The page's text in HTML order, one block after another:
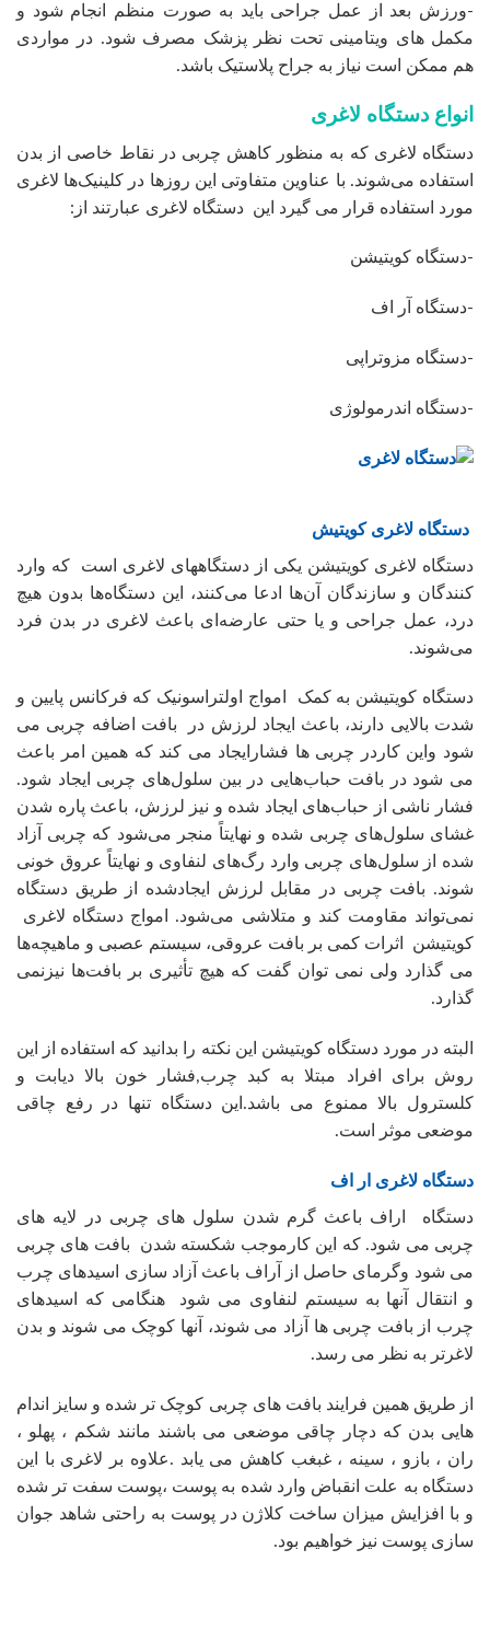
-ورزش بعد از عمل جراحی باید به صورت منظم انجام شود و
مکمل های ویتامینی تحت نظر پزشک مصرف شود. در مواردی
هم ممکن است نیاز به جراح پلاستیک باشد.
انواع دستگاه لاغری
دستگاه لاغری که به منظور کاهش چربی در نقاط خاصی از بدن
استفاده می‌شوند. با عناوین متفاوتی این روزها در کلینیک‌ها لاغری
مورد استفاده قرار می گیرد این دستگاه لاغری عبارتند از:
-دستگاه کویتیشن
-دستگاه آر اف
-دستگاه مزوتراپی
-دستگاه اندرمولوژی
دستگاه لاغری کویتیش
دستگاه‌ لاغری کویتیشن یکی از دستگاههای لاغری است که وارد
کنندگان و سازندگان آن‌ها ادعا می‌کنند، این دستگاه‌ها بدون هیچ
درد، عمل جراحی و یا حتی عارضه‌ای باعث لاغری در بدن فرد
می‌شوند.
دستگاه کویتیشن به کمک امواج اولتراسونیک که فرکانس پایین و
شدت بالایی دارند، باعث ایجاد لرزش در بافت اضافه چربی می
شود واین کاردر چربی ها فشارایجاد می کند که همین امر باعث
می شود در بافت حباب‌هایی در بین سلول‌های چربی ایجاد شود.
فشار ناشی از حباب‌های ایجاد شده و نیز لرزش، باعث پاره شدن
غشای سلول‌های چربی شده و نهایتاً منجر می‌شود که چربی آزاد
شده از سلول‌های چربی وارد رگ‌های لنفاوی و نهایتاً عروق خونی
شوند. بافت چربی در مقابل لرزش ایجادشده از طریق دستگاه
نمی‌تواند مقاومت کند و متلاشی می‌شود. امواج دستگاه لاغری
کویتیشن اثرات کمی بر بافت عروقی، سیستم عصبی و ماهیچه‌ها
می گذارد ولی نمی توان گفت که هیچ تأثیری بر بافت‌ها نیزنمی
گذارد.
البته در مورد دستگاه کویتیشن این نکته را بدانید که استفاده از این
روش برای افراد مبتلا به کبد چرب,فشار خون بالا دیابت و
کلسترول بالا ممنوع می باشد.این دستگاه تنها در رفع چاقی
موضعی موثر است.
دستگاه لاغری ار اف
دستگاه اراف باعث گرم شدن سلول های چربی در لایه های
چربی می شود. که این کارموجب شکسته شدن بافت های چربی
می شود وگرمای حاصل از آراف باعث آزاد سازی اسیدهای چرب
و انتقال آنها به سیستم لنفاوی می شود هنگامی که اسیدهای
چرب از بافت چربی ها آزاد می شوند، آنها کوچک می شوند و بدن
لاغرتر به نظر می رسد.
از طریق همین فرایند بافت های چربی کوچک تر شده و سایز اندام
هایی بدن که دچار چاقی موضعی می باشند مانند شکم ، پهلو ،
ران ، بازو ، سینه ، غبغب کاهش می یابد .علاوه بر لاغری با این
دستگاه به علت انقباض وارد شده به پوست ،پوست سفت تر شده
و با افزایش میزان ساخت کلاژن در پوست به راحتی شاهد جوان
سازی پوست نیز خواهیم بود.